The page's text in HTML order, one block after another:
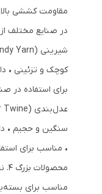
مقاومت کششی
کوچک و تزئینی •
سنگین و حجیم •
• مناسب برای
مناسب برای